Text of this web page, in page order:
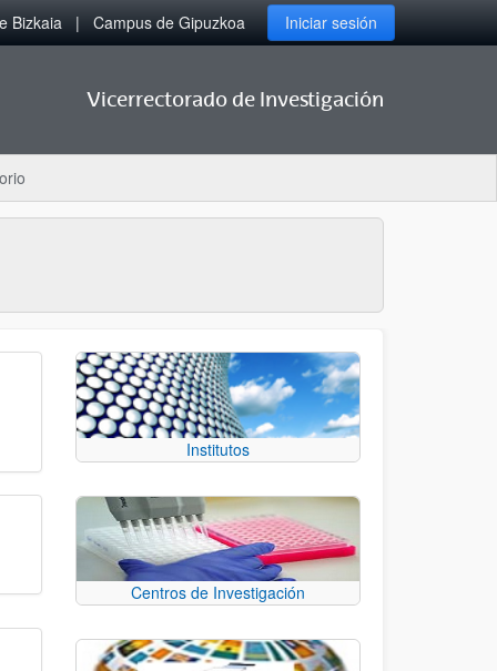
Bizkaia Campus de Gipuzkoa Iniciar sesión
Vicerrectorado de Investigación
Institutos
Centros de Investigación